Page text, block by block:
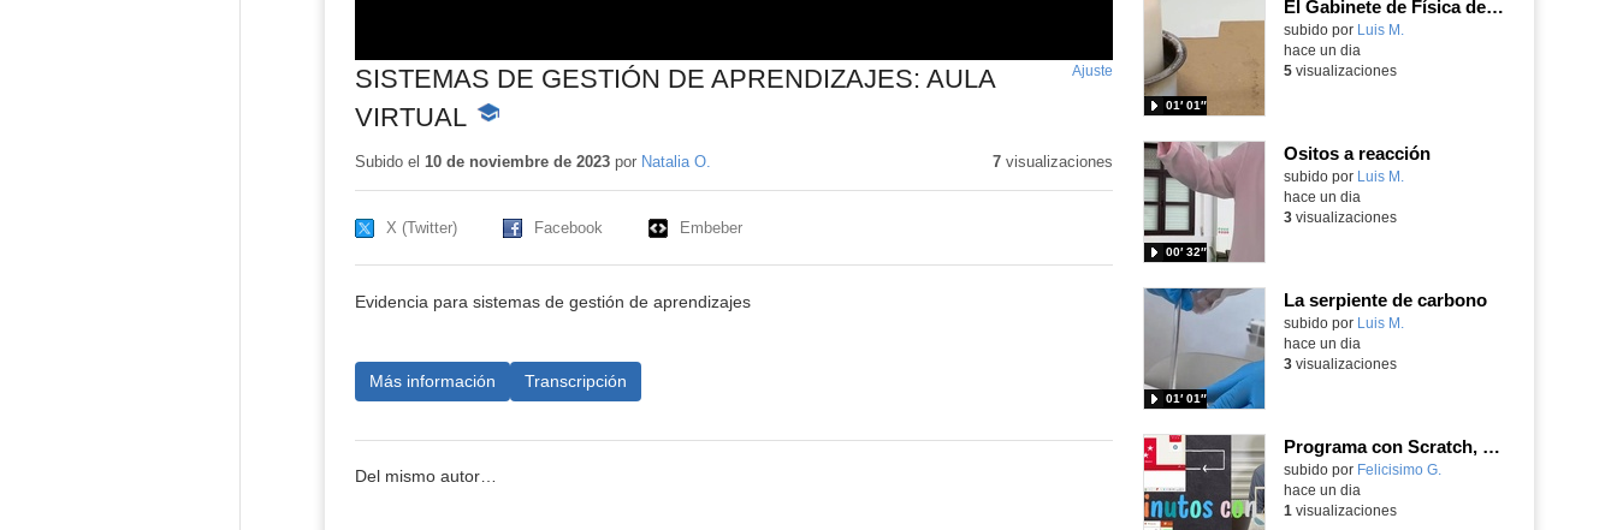
SISTEMAS DE GESTIÓN DE APRENDIZAJES: AULA
VIRTUAL -
educativo
Ajuste
pantalla
Subido el 10 de noviembre de 2023por Natalia O. 7visualizaciones
X (Twitter) Facebook Embeber
Evidencia para sistemas de gestión de aprendizajes
Más información Transcripción
Del mismo autor…
El Gabinete de Física del IES Enrique Tierno Galván de Parla (Curso 25-26)
Contenido educativo.
subido por Luis M.
01′ 01″
hace un dia
5visualizaciones
Ositos a reacción
Contenido educativo.
subido por Luis M.
00′ 32″
hace un dia
3visualizaciones
La serpiente de carbono
Contenido educativo.
subido por Luis M.
01′ 01″
hace un dia
3visualizaciones
Programa con Scratch, 8 diferentes juegos para vivir la emoción de los partidos de España en el mundial 2026
Contenido educativo.
subido por Felicisimo G.
hace un dia
1 visualizaciones